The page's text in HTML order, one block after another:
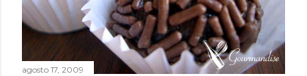
agosto 17, 2009